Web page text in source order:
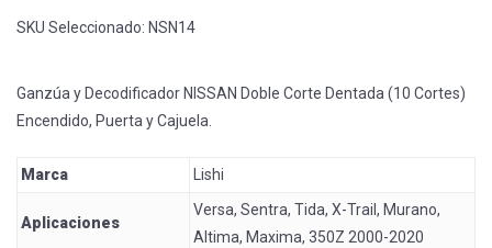
SKU Seleccionado: NSN14
Ganzúa y Decodificador NISSAN Doble Corte Dentada (10 Cortes)
Encendido, Puerta y Cajuela.
Marca Lishi
Aplicaciones
Versa, Sentra, Tida, X-Trail, Murano,
Altima, Maxima, 350Z 2000-2020